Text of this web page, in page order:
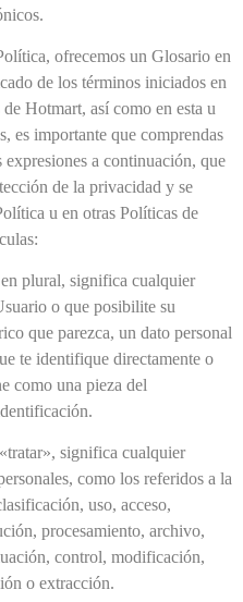
ofrecemos un Glosario en
de los términos iniciados en
Hotmart, así como en esta u
es importante que comprendas
a continuación, que
de la privacidad y se
u en otras Políticas de
plural, significa cualquier
o que posibilite su
que parezca, un dato personal
te identifique directamente o
como una pieza del
significa cualquier
como los referidos a la
uso, acceso,
procesamiento, archivo,
control, modificación,
o extracción.